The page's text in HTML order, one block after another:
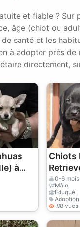
et fiable ? Sur
âge (chiot ou
santé et les
à adopter près de
directement,
à
Chiots
0-6 mois
Mâle
Éduqué
98 vues